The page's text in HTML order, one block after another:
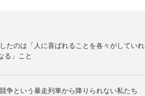
たのは「人に喜ばれることを各々がしていれ
る」こと
争という暴走列車から降りられない私たち